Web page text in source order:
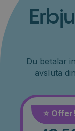
Du betalar
avsluta
⭐️ Offer!
Månad